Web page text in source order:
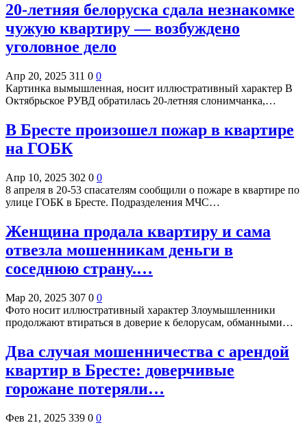
20-летняя белоруска сдала незнакомке
чужую квартиру — возбуждено
уголовное дело
Апр 20, 2025 311 0 0
Картинка вымышленная, носит иллюстративный характер В
Октябрьское РУВД обратилась 20-летняя слонимчанка,…
В Бресте произошел пожар в квартире
на ГОБК
Апр 10, 2025 302 0 0
8 апреля в 20-53 спасателям сообщили о пожаре в квартире по
улице ГОБК в Бресте. Подразделения МЧС…
Женщина продала квартиру и сама
отвезла мошенникам деньги в
соседнюю страну.…
Мар 20, 2025 307 0 0
Фото носит иллюстративный характер Злоумышленники
продолжают втираться в доверие к белорусам, обманными…
Два случая мошенничества с арендой
квартир в Бресте: доверчивые
горожане потеряли…
Фев 21, 2025 339 0 0